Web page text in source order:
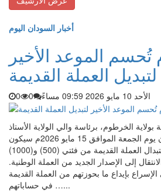
أخبار السودان اليوم
الموعد الأخير
لتبديل العملة القديمة
الأحد 10 مايو 2026 09:59 مساءً 0
0
الخرطوم، برئاسة والي الولاية الأستاذ
أحمد عثمان حمزة، أن يوم الجمعة الموافق 15 مايو 2026م سيكون
الموعد النهائي لتداول واستبدال العملة القديمة من فئتي (500) و(1000)
إلى الإصدار الجديد من العملة الوطنية.
بإيداع ما بحوزتهم من العملة القديمة
في حساباتهم …...